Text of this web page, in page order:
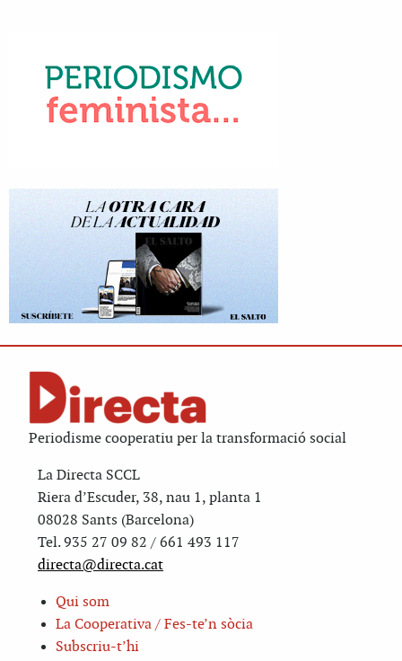
Periodisme cooperatiu per la transformació social
La Directa SCCL
Riera d’Escuder, 38, nau 1, planta 1
08028 Sants (Barcelona)
Tel. 935 27 09 82 / 661 493 117
directa@directa.cat
Qui som
La Cooperativa / Fes-te’n sòcia
Subscriu-t’hi